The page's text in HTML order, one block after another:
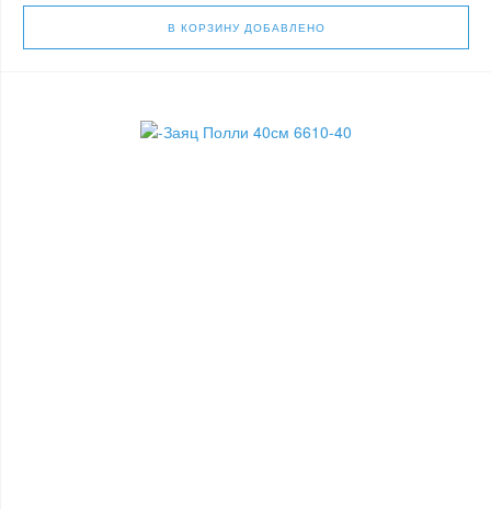
В КОРЗИНУ ДОБАВЛЕНО